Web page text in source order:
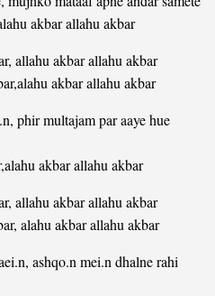
akbar allahu akbar
allahu akbar allahu akbar
akbar allahu akbar
phir multajam par aaye hue
akbar allahu akbar
allahu akbar allahu akbar
alahu akbar allahu akbar
ashqo.n mei.n dhalne rahi